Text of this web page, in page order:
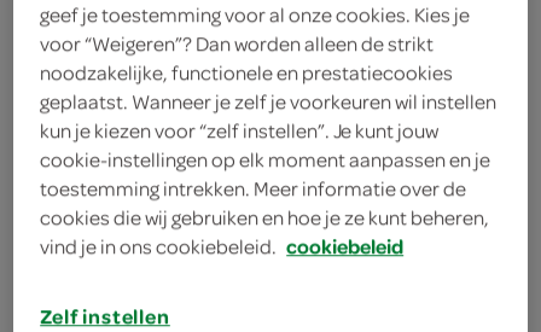
250 gram couscous
200 milliliter kokosmelk
1 theelepel laospoeder
1 bloemkool
1 eetlepel sambal trassi
2 teentjes knoflook
geef je toestemming voor al onze cookies. Kies je
voor “Weigeren”? Dan worden alleen de strikt
noodzakelijke, functionele en prestatiecookies
geplaatst. Wanneer je zelf je voorkeuren wil instellen
kun je kiezen voor “zelf instellen”. Je kunt jouw
cookie-instellingen op elk moment aanpassen en je
toestemming intrekken. Meer informatie over de
cookies die wij gebruiken en hoe je ze kunt beheren,
vind je in ons cookiebeleid. cookiebeleid
Zelf instellen